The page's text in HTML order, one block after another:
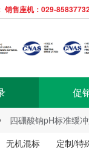
销售座机：029-
促
四硼酸钠pH标准缓
无机混标
定制/特